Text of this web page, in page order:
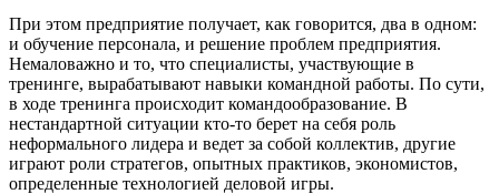
При этом предприятие получает, как говорится, два в одном:
и обучение персонала, и решение проблем предприятия.
Немаловажно и то, что специалисты, участвующие в
тренинге, вырабатывают навыки командной работы. По сути,
в ходе тренинга происходит командообразование. В
нестандартной ситуации кто-то берет на себя роль
неформального лидера и ведет за собой коллектив, другие
играют роли стратегов, опытных практиков, экономистов,
определенные технологией деловой игры.